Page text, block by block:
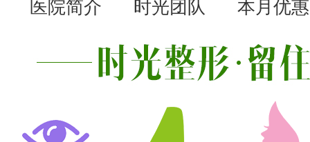
医院简介 时光团队 本月优惠